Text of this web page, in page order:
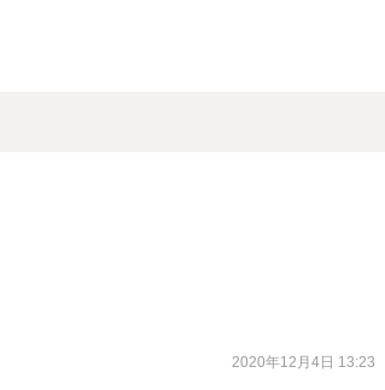
2020年12月4日 13:23